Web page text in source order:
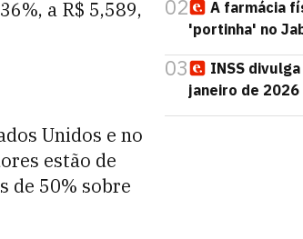
a R$ 5,589,
Unidos e no
estão de
de 50% sobre
02
A farmácia
'portinha' no
03
INSS
janeiro de 2026